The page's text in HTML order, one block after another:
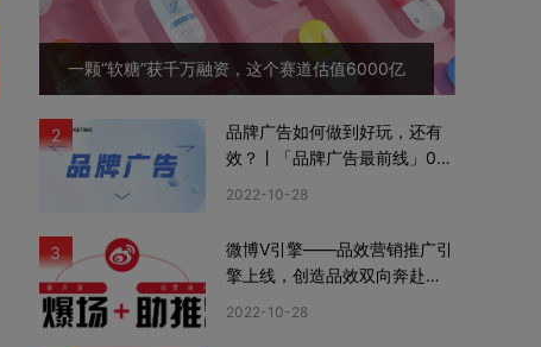
一颗“软糖”获千万融资，这个赛道估值6000亿
2
品牌广告如何做到好玩，还有
效？丨「品牌广告最前线」02
2022-10-28
3
微博V引擎——品效营销推广引
擎上线，创造品效双向奔赴新
2022-10-28